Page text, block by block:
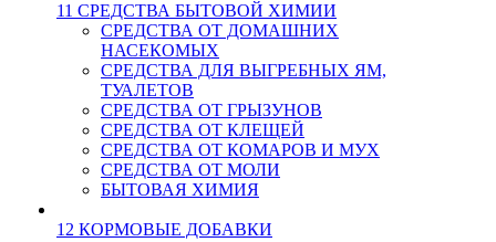
11 СРЕДСТВА БЫТОВОЙ ХИМИИ
СРЕДСТВА ОТ ДОМАШНИХ
НАСЕКОМЫХ
СРЕДСТВА ДЛЯ ВЫГРЕБНЫХ ЯМ,
ТУАЛЕТОВ
СРЕДСТВА ОТ ГРЫЗУНОВ
СРЕДСТВА ОТ КЛЕЩЕЙ
СРЕДСТВА ОТ КОМАРОВ И МУХ
СРЕДСТВА ОТ МОЛИ
БЫТОВАЯ ХИМИЯ
12 КОРМОВЫЕ ДОБАВКИ